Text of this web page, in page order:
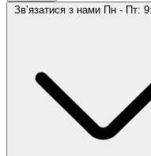
Звʼязатися з нами Пн - Пт: